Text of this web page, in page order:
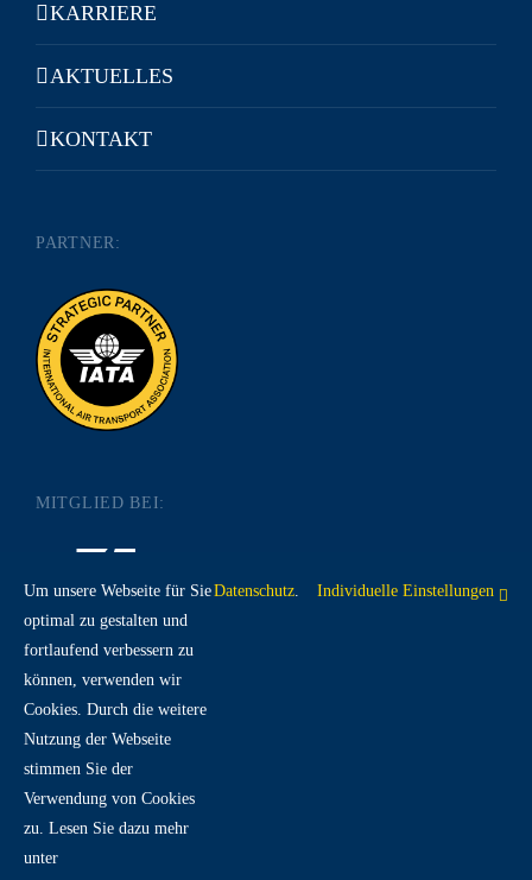
KARRIERE
AKTUELLES
KONTAKT
PARTNER:
MITGLIED BEI:
RECHTLICHES:
IMPRESSUM
Um unsere Webseite für Sie
optimal zu gestalten und
fortlaufend verbessern zu
können, verwenden wir
Cookies. Durch die weitere
Nutzung der Webseite
stimmen Sie der
Verwendung von Cookies
zu. Lesen Sie dazu mehr
unter
Datenschutz Individuelle Einstellungen